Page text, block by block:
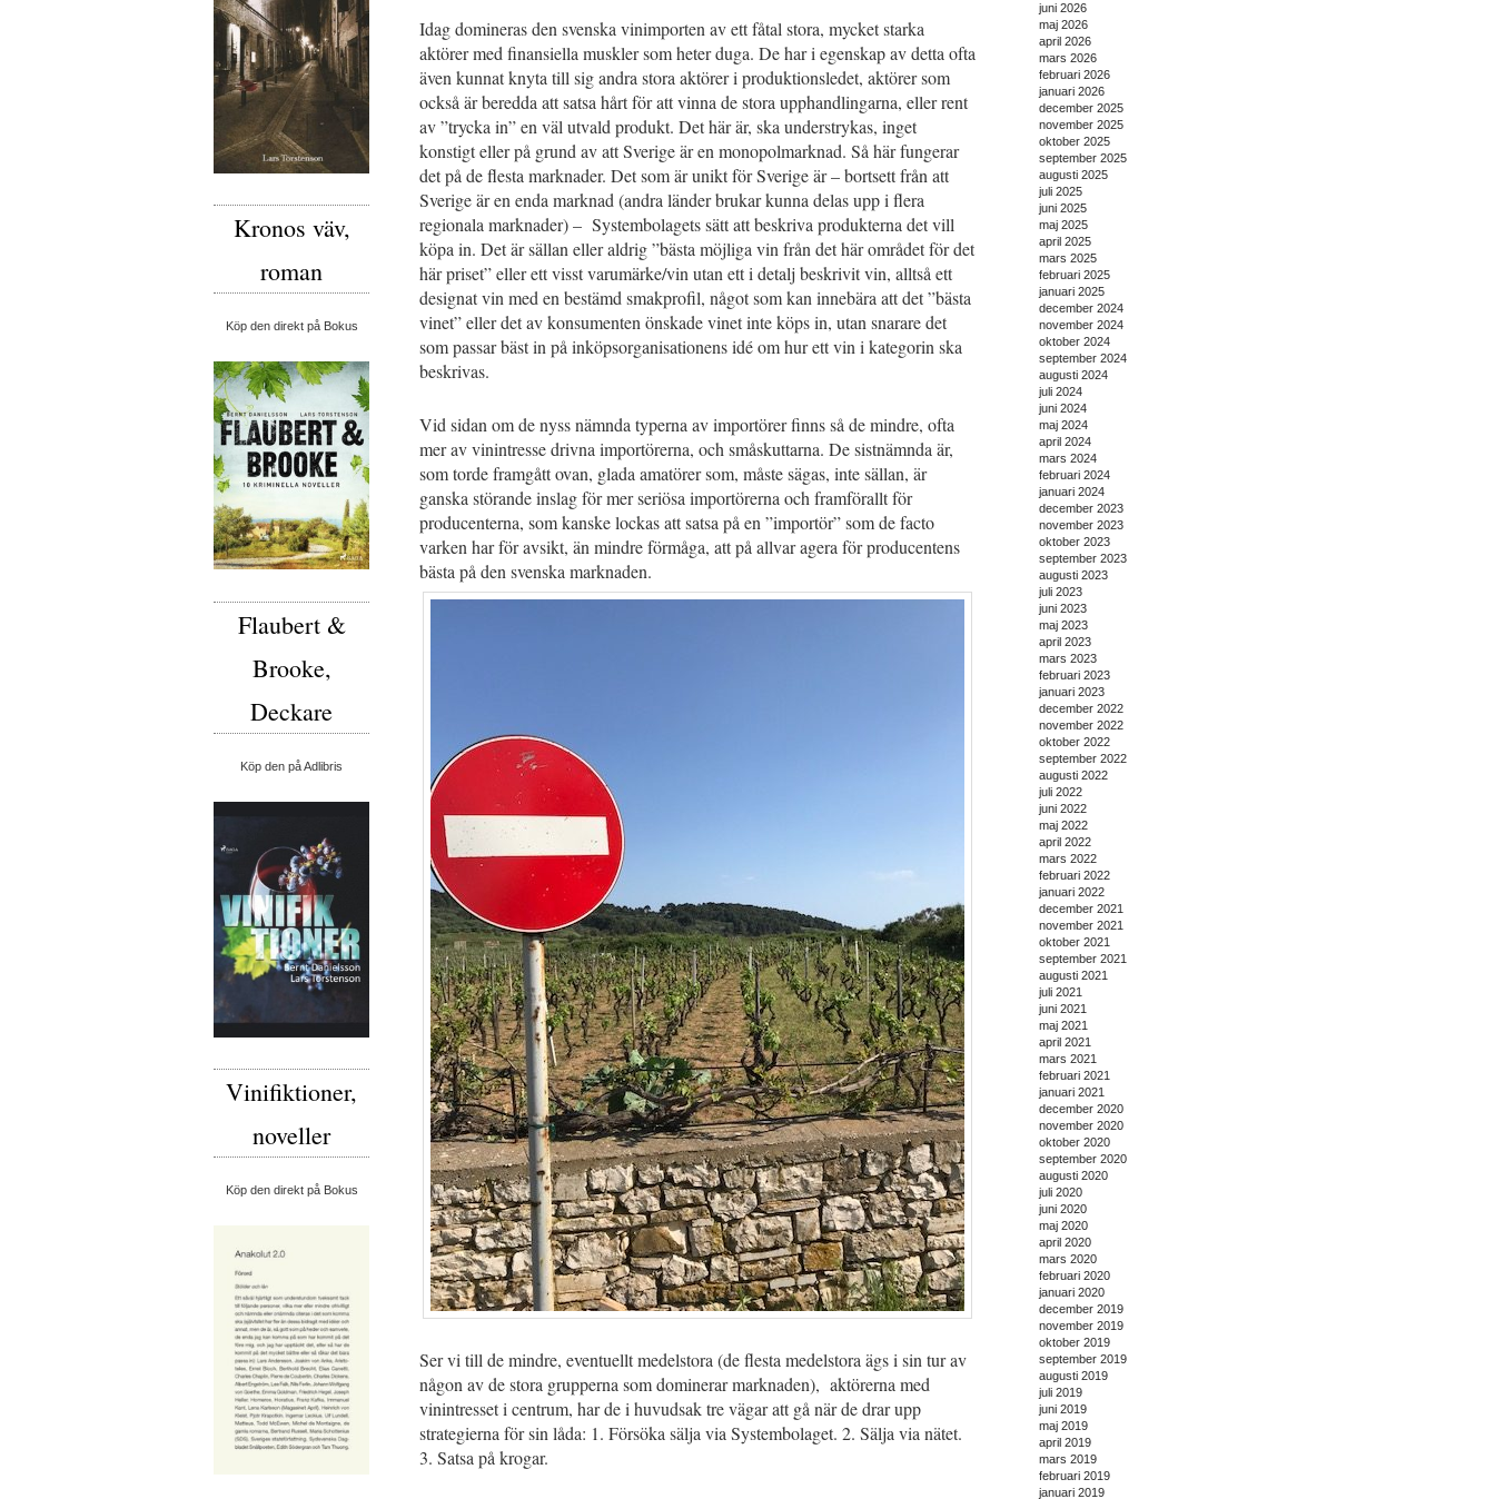
Idag domineras den svenska vinimporten av ett fåtal stora, mycket starka
aktörer med finansiella muskler som heter duga. De har i egenskap av detta ofta
även kunnat knyta till sig andra stora aktörer i produktionsledet, aktörer som
också är beredda att satsa hårt för att vinna de stora upphandlingarna, eller rent
av ”trycka in” en väl utvald produkt. Det här är, ska understrykas, inget
konstigt eller på grund av att Sverige är en monopolmarknad. Så här fungerar
det på de flesta marknader. Det som är unikt för Sverige är – bortsett från att
Sverige är en enda marknad (andra länder brukar kunna delas upp i flera
regionala marknader) – Systembolagets sätt att beskriva produkterna det vill
köpa in. Det är sällan eller aldrig ”bästa möjliga vin från det här området för det
här priset” eller ett visst varumärke/vin utan ett i detalj beskrivit vin, alltså ett
designat vin med en bestämd smakprofil, något som kan innebära att det ”bästa
vinet” eller det av konsumenten önskade vinet inte köps in, utan snarare det
som passar bäst in på inköpsorganisationens idé om hur ett vin i kategorin ska
beskrivas.
Vid sidan om de nyss nämnda typerna av importörer finns så de mindre, ofta
mer av vinintresse drivna importörerna, och småskuttarna. De sistnämnda är,
som torde framgått ovan, glada amatörer som, måste sägas, inte sällan, är
ganska störande inslag för mer seriösa importörerna och framförallt för
producenterna, som kanske lockas att satsa på en ”importör” som de facto
varken har för avsikt, än mindre förmåga, att på allvar agera för producentens
bästa på den svenska marknaden.
Ser vi till de mindre, eventuellt medelstora (de flesta medelstora ägs i sin tur av
någon av de stora grupperna som dominerar marknaden), aktörerna med
vinintresset i centrum, har de i huvudsak tre vägar att gå när de drar upp
strategierna för sin låda: 1. Försöka sälja via Systembolaget. 2. Sälja via nätet.
3. Satsa på krogar.
juni 2026
maj 2026
april 2026
mars 2026
februari 2026
januari 2026
december 2025
november 2025
oktober 2025
september 2025
augusti 2025
juli 2025
juni 2025
maj 2025
april 2025
mars 2025
februari 2025
januari 2025
december 2024
november 2024
oktober 2024
september 2024
augusti 2024
juli 2024
juni 2024
maj 2024
april 2024
mars 2024
februari 2024
januari 2024
december 2023
november 2023
oktober 2023
september 2023
augusti 2023
juli 2023
juni 2023
maj 2023
april 2023
mars 2023
februari 2023
januari 2023
december 2022
november 2022
oktober 2022
september 2022
augusti 2022
juli 2022
juni 2022
maj 2022
april 2022
mars 2022
februari 2022
januari 2022
december 2021
november 2021
oktober 2021
september 2021
augusti 2021
juli 2021
juni 2021
maj 2021
april 2021
mars 2021
februari 2021
januari 2021
december 2020
november 2020
oktober 2020
september 2020
augusti 2020
juli 2020
juni 2020
maj 2020
april 2020
mars 2020
februari 2020
januari 2020
december 2019
november 2019
oktober 2019
september 2019
augusti 2019
juli 2019
juni 2019
maj 2019
april 2019
mars 2019
februari 2019
januari 2019
Kronos väv,
roman
Köp den direkt på Bokus
Flaubert &
Brooke,
Deckare
Köp den på Adlibris
Vinifiktioner,
noveller
Köp den direkt på Bokus